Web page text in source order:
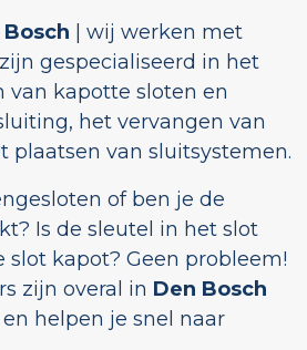
Bosch
| wij werken met
gespecialiseerd in het
van kapotte sloten en
het vervangen van
plaatsen van sluitsystemen.
of ben je de
Is de sleutel in het slot
slot kapot? Geen probleem!
zijn overal in Den Bosch
helpen je snel naar